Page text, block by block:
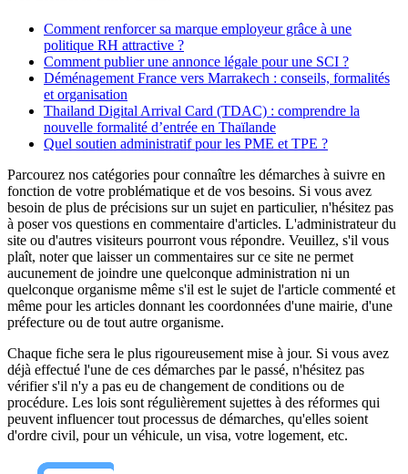
Comment renforcer sa marque employeur grâce à une
politique RH attractive ?
Comment publier une annonce légale pour une SCI ?
Déménagement France vers Marrakech : conseils, formalités
et organisation
Thailand Digital Arrival Card (TDAC) : comprendre la
nouvelle formalité d’entrée en Thaïlande
Quel soutien administratif pour les PME et TPE ?
Parcourez nos catégories pour connaître les démarches à suivre en
fonction de votre problématique et de vos besoins. Si vous avez
besoin de plus de précisions sur un sujet en particulier, n'hésitez pas
à poser vos questions en commentaire d'articles. L'administrateur du
site ou d'autres visiteurs pourront vous répondre. Veuillez, s'il vous
plaît, noter que laisser un commentaires sur ce site ne permet
aucunement de joindre une quelconque administration ni un
quelconque organisme même s'il est le sujet de l'article commenté et
même pour les articles donnant les coordonnées d'une mairie, d'une
préfecture ou de tout autre organisme.
Chaque fiche sera le plus rigoureusement mise à jour. Si vous avez
déjà effectué l'une de ces démarches par le passé, n'hésitez pas
vérifier s'il n'y a pas eu de changement de conditions ou de
procédure. Les lois sont régulièrement sujettes à des réformes qui
peuvent influencer tout processus de démarches, qu'elles soient
d'ordre civil, pour un véhicule, un visa, votre logement, etc.